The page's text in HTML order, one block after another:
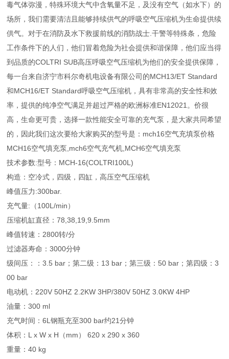
毒气体弥漫，特殊环境大气中含氧量不足，及没有空气（如水下）的
场所，我们需要清洁且能够持续供气的呼吸空气压缩机为生命提供续
供气。对于在消防及水下救援前线的消防战士.干警等特殊条，危险
工作条件下的人们，他们冒着危险为社会提供和谐保障，他们应当得
到品质的COLTRI SUB高压呼吸空气压缩机为他们的安全提供保障，
每一台来自济宁市科尔奇机电设备有限公司的MCH13/ET Standard
和MCH16/ET Standard呼吸空气压缩机，具有非常高的安全性和效
率，提供的纯净空气满足并超过严格的欧洲标准EN12021。价很
高，生命更可贵，选择一款性能安全可靠的充气泵，是大家共同希望
的，因此我们这次要给大家购买的型号是：mch16空气充填泵价格
MCH16空气填充泵,mch6空气充气机,MCH6空气填充泵
技术参数:型号：MCH-16(COLTRI100L)
构造：空冷式，四级，四缸，高压空气压缩机
峰值压力:300bar.
充气量:（100L/min）
压缩机缸直径：78,38,19,9.5mm
峰值转速：2800转/分
过滤器寿命：3000分钟
级间压：：3.5 bar；第二级：13 bar；第三级：50 bar；第四级：3
00 bar
电动机：220V 50HZ 2.2KW 3HP/380V 50HZ 3.0KW 4HP
油量：300 ml
充气时间：6L钢瓶充至300 bar约21分钟
体积：L x W x H（mm） 620 x 290 x 360
重量：40 kg